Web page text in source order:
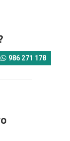
986 271 178